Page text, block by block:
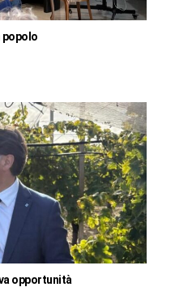
popolo
opportunità